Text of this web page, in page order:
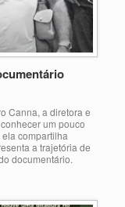
Canna, a diretora e
um pouco
compartilha
a trajetória de
documentário.